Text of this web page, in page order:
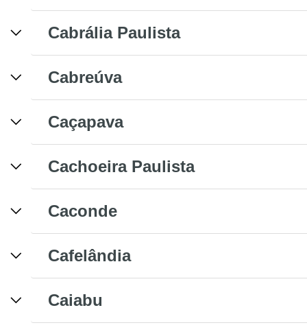
Cabrália Paulista
Cabreúva
Caçapava
Cachoeira Paulista
Caconde
Cafelândia
Caiabu